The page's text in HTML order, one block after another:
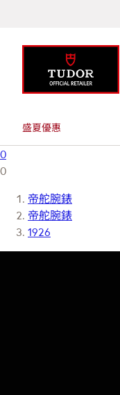
盛夏優惠
0
0
帝舵腕錶
帝舵腕錶
1926